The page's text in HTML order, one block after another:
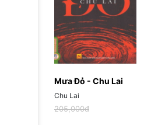
Mưa Đỏ - Chu Lai
Chu Lai
205,000đ